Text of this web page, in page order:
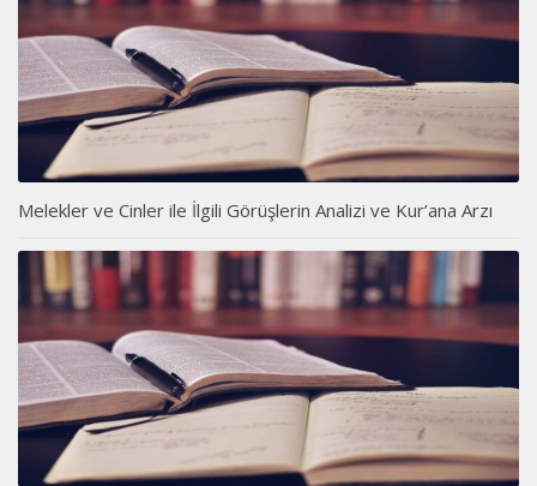
Melekler ve Cinler ile İlgili Görüşlerin Analizi ve Kur’ana Arzı